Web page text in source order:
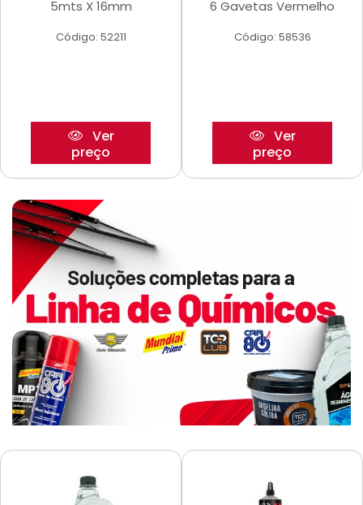
5mts X 16mm
Código: 52211
Ver
preço
6 Gavetas Vermelho
Código: 58536
Ver
preço